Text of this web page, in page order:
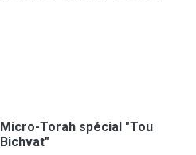
Micro-Torah spécial "Tou
Bichvat"